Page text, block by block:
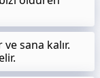
sana kalır.